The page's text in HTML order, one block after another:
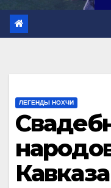
ЛЕГЕНДЫ НОХЧИ
Кавказа